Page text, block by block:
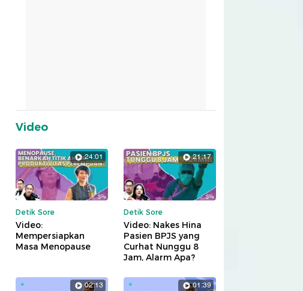
Video
24:01
Detik Sore
Video:
Mempersiapkan
Masa Menopause
21:17
Detik Sore
Video: Nakes Hina
Pasien BPJS yang
Curhat Nunggu 8
Jam, Alarm Apa?
02:13 01:39